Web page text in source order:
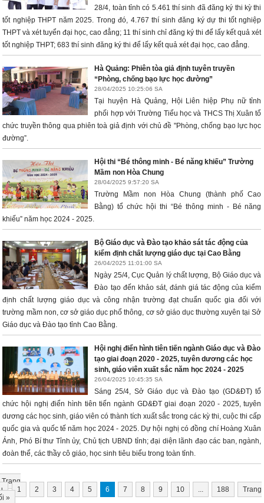
28/4, toàn tỉnh có 5.461 thí sinh đã đăng ký thi kỳ thi
tốt nghiệp THPT năm 2025. Trong đó, 4.767 thí sinh đăng ký dự thi tốt nghiệp
THPT và xét tuyển đại học, cao đẳng; 11 thí sinh chỉ đăng ký thi để lấy kết quả xét
tốt nghiệp THPT; 683 thí sinh đăng ký thi để lấy kết quả xét đại học, cao đẳng.
Hà Quảng: Phiên tòa giả định tuyên truyền
“Phòng, chống bạo lực học đường”
28/04/2025 10:25:06 SA
Tại huyện Hà Quảng, Hội Liên hiệp Phụ nữ tỉnh
phối hợp với Trường Tiểu học và THCS Thị Xuân tổ
chức truyền thông qua phiên toà giả định với chủ đề "Phòng, chống bạo lực học
đường”.
Hội thi “Bé thông minh - Bé năng khiếu” Trường
Mầm non Hòa Chung
28/04/2025 9:57:20 SA
Trường Mầm non Hòa Chung (thành phố Cao
Bằng) tổ chức hội thi “Bé thông minh - Bé năng
khiếu” năm học 2024 - 2025.
Bộ Giáo dục và Đào tạo khảo sát tác động của
kiểm định chất lượng giáo dục tại Cao Bằng
26/04/2025 11:01:00 SA
Ngày 25/4, Cục Quản lý chất lượng, Bộ Giáo dục và
Đào tạo đến khảo sát, đánh giá tác động của kiểm
định chất lượng giáo dục và công nhận trường đạt chuẩn quốc gia đối với
trường mầm non, cơ sở giáo dục phổ thông, cơ sở giáo dục thường xuyên tại Sở
Giáo dục và Đào tạo tỉnh Cao Bằng.
Hội nghị điển hình tiên tiến ngành Giáo dục và Đào
tạo giai đoạn 2020 - 2025, tuyên dương các học
sinh, giáo viên xuất sắc năm học 2024 - 2025
26/04/2025 10:45:35 SA
Sáng 25/4, Sở Giáo dục và Đào tạo (GD&ĐT) tổ
chức hội nghị điển hình tiên tiến ngành GD&ĐT giai đoạn 2020 - 2025, tuyên
dương các học sinh, giáo viên có thành tích xuất sắc trong các kỳ thi, cuộc thi cấp
quốc gia và quốc tế năm học 2024 - 2025. Dự hội nghị có đồng chí Hoàng Xuân
Ánh, Phó Bí thư Tỉnh ủy, Chủ tịch UBND tỉnh; đại diện lãnh đạo các ban, ngành,
đoàn thể, các thầy cô giáo, học sinh tiêu biểu trong toàn tỉnh.
Trang
1 2 3 4 5 6 7 8 9 10 ... 188
Trang
»